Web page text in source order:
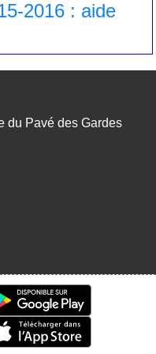
2016 : aide
du Pavé des Gardes